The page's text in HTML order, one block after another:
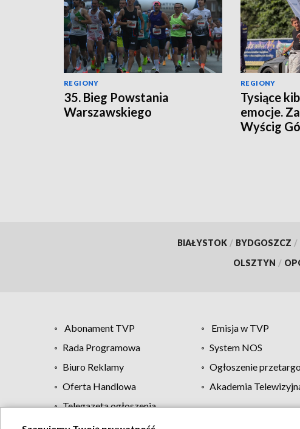
REGIONY
35. Bieg Powstania
Warszawskiego
REGIONY
Tysiące
emocje.
Wyścig
BIAŁYSTOK / BYDGOSZCZ /
OLSZTYN /
Abonament TVP Emisja w TVP
Rada Programowa
System NOS
Biuro Reklamy
Ogłoszenie
Oferta Handlowa
Akademia
Telegazeta ogłoszenia